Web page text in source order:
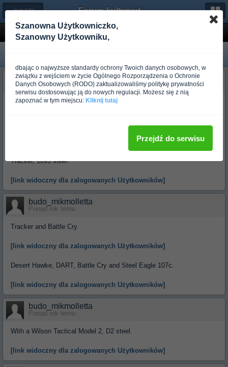
← GALERIA BRONI Forum-kulturystyka.pl
Tops
budo_mikmolletta
Ponad rok temu
same Tops
[link widoczny dla zalogowanych Użytkowników]
Tracker, 1095 steel.
[link widoczny dla zalogowanych Użytkowników]
budo_mikmolletta
Ponad rok temu
Tracker and Battle Cry.
[link widoczny dla zalogowanych Użytkowników]
Desert Hawke, DART, Battle Cry and Steel Eagle 107c.
[link widoczny dla zalogowanych Użytkowników]
budo_mikmolletta
Ponad rok temu
With a Wilson Tactical Model 2, D2 steel.
[link widoczny dla zalogowanych Użytkowników]
Szanowna Użytkowniczko,
Szanowny Użytkowniku,
dbając o najwyższe standardy ochrony Twoich danych osobowych, w
związku z wejściem w życie Ogólnego Rozporządzenia o Ochronie
Danych Osobowych (RODO) zaktualizowaliśmy politykę prywatności
serwisu dostosowując ją do nowych regulacji. Możesz się z nią
zapoznać w tym miejscu: Kliknij tutaj
Przejdź do serwisu